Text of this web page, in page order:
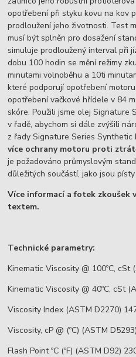
opotřebení při styku kovu na kov
prodloužení jeho životnosti. Test
musí být splněn pro dosažení
simuluje prodloužený interval při
dobu 100 hodin se mění režimy
minutami volnoběhu a 10ti
které podporují opotřebení
opotřebení vačkové hřídele v 84
skóre. Použili jsme olej Signature
v řadě, abychom si dále zvýšili
z řady Signature Series
více ochrany motoru proti
je požadováno průmyslovým
důležitých součástí, jako jsou písty
Více informací a fotek zkoušek
textem.
Technické parametry:
Kinematic Viscosity @ 100ºC, cSt
Kinematic Viscosity @ 40ºC, cSt
Viscosity Index (ASTM D2270)
Viscosity, cP @ (ºC) (ASTM
Flash Point ºC (ºF) (ASTM D92)